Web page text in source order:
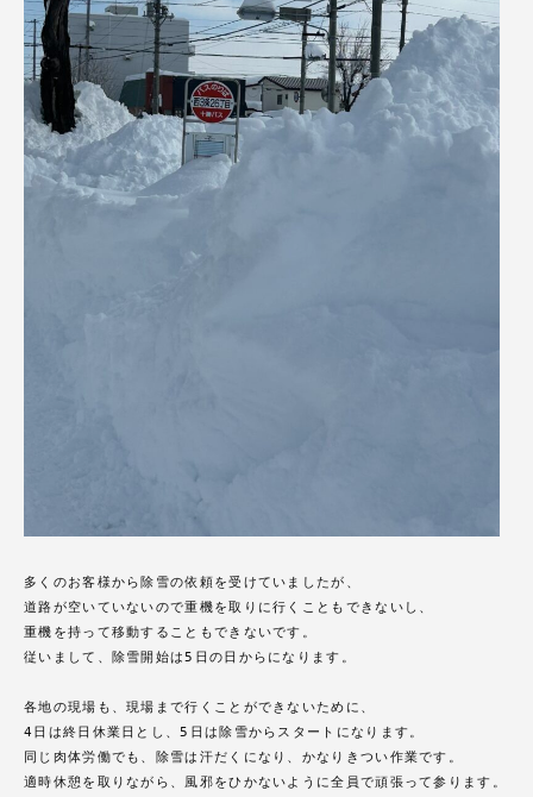
多くのお客様から除雪の依頼を受けていましたが、
道路が空いていないので重機を取りに行くこともできないし、
重機を持って移動することもできないです。
従いまして、除雪開始は5日の日からになります。
各地の現場も、現場まで行くことができないために、
4日は終日休業日とし、5日は除雪からスタートになります。
同じ肉体労働でも、除雪は汗だくになり、かなりきつい作業です。
適時休憩を取りながら、風邪をひかないように全員で頑張って参ります。